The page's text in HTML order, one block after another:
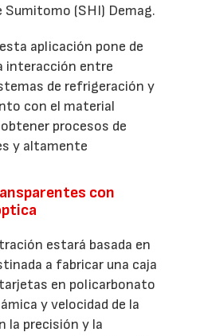
(SHI) Demag.
aplicación pone de
interacción entre
de refrigeración y
con el material
procesos de
y altamente
con
estará basada en
a fabricar una caja
en policarbonato
y velocidad de la
la precisión y la